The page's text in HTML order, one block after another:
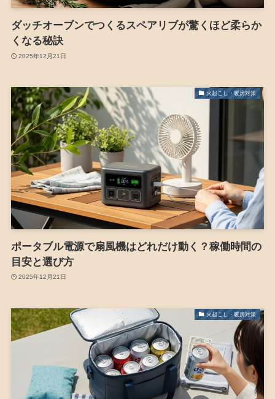
ダッチオーブンでつくるスペアリブが驚くほど柔らか
くなる秘訣
2025年12月21日
火起こし・暖房対策
ポータブル電源で扇風機はどれだけ動く？稼働時間の
目安と選び方
2025年12月21日
火起こし・暖房対策